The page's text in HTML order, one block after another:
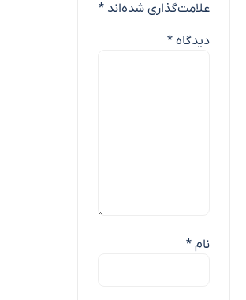
علامت‌گذاری شده‌اند *
دیدگاه *
نام *